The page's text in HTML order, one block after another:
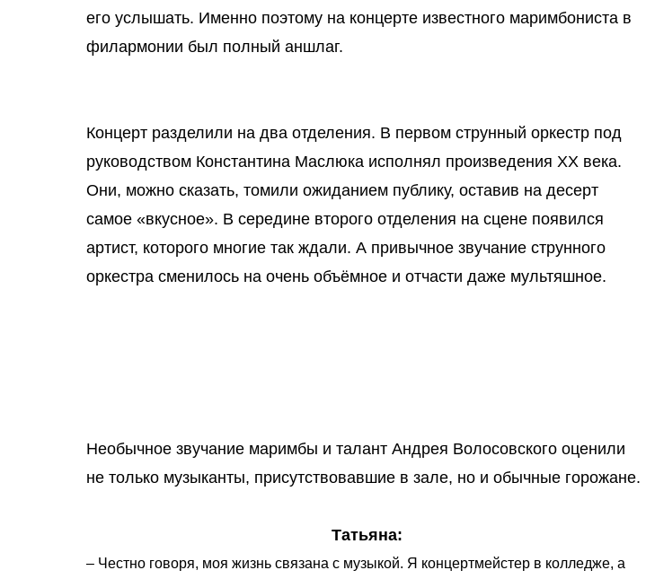
его услышать. Именно поэтому на концерте известного маримбониста в
филармонии был полный аншлаг.
Концерт разделили на два отделения. В первом струнный оркестр под
руководством Константина Маслюка исполнял произведения XX века.
Они, можно сказать, томили ожиданием публику, оставив на десерт
самое «вкусное». В середине второго отделения на сцене появился
артист, которого многие так ждали. А привычное звучание струнного
оркестра сменилось на очень объёмное и отчасти даже мультяшное.
Необычное звучание маримбы и талант Андрея Волосовского оценили
не только музыканты, присутствовавшие в зале, но и обычные горожане.
Татьяна:
– Честно говоря, моя жизнь связана с музыкой. Я концертмейстер в колледже, а